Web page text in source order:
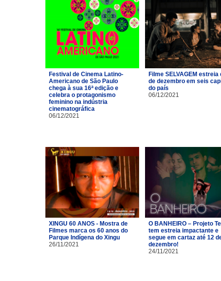
Festival de Cinema Latino-
Americano de São Paulo
chega à sua 16ª edição e
celebra o protagonismo
feminino na indústria
cinematográfica
06/12/2021
Filme SELVAGEM estreia
de dezembro em seis
do país
06/12/2021
XINGU 60 ANOS - Mostra de
Filmes marca os 60 anos do
Parque Indígena do Xingu
26/11/2021
O BANHEIRO – Projeto
tem estreia impactante e
segue em cartaz até 12
dezembro!
24/11/2021